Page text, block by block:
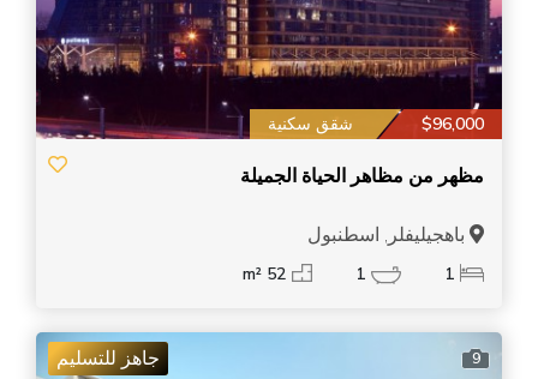
شقق سكنية $96,000
مظهر من مظاهر الحياة الجميلة
باهجيليفلر, اسطنبول
1
1
52 m²
9 جاهز للتسليم